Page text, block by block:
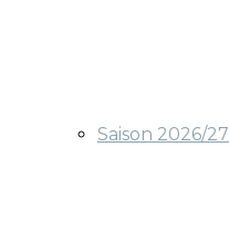
Saison 2026/27